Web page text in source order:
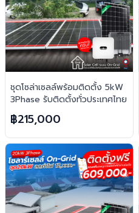
ชุดโซล่าเซลล์พร้อมติดตั้ง 5kW
3Phase รับติดตั้งทั่วประเทศไทย
฿215,000